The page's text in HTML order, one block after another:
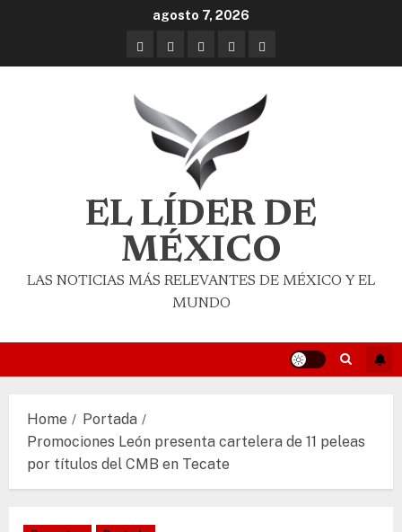
agosto 7, 2026
EL LÍDER DE
MÉXICO
LAS NOTICIAS MÁS RELEVANTES DE MÉXICO Y EL
MUNDO
Home
Portada
Promociones León presenta cartelera de 11 peleas
por títulos del CMB en Tecate